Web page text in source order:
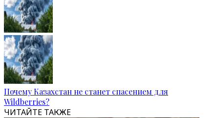
Почему Казахстан не станет спасением для
Wildberries?
ЧИТАЙТЕ ТАКЖЕ